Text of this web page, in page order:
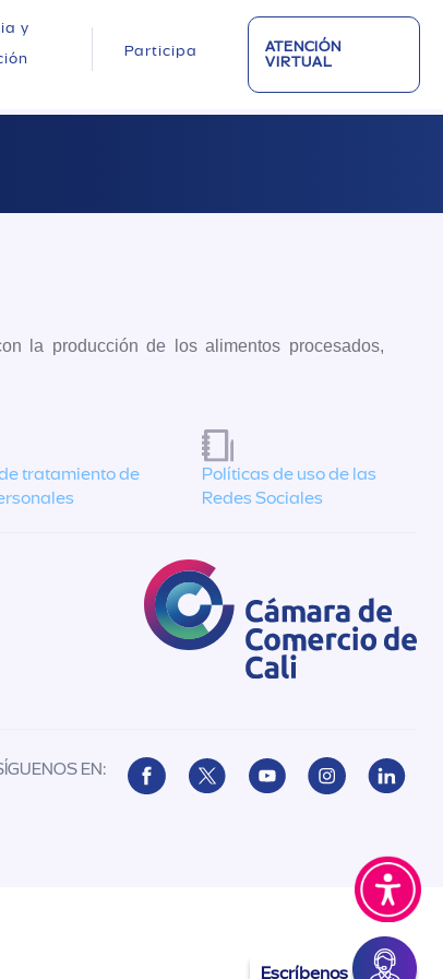
y
Participa
ATENCIÓN
VIRTUAL
la producción de los alimentos procesados,
Escríbenos
tratamiento de
Políticas de uso de las
Redes Sociales
EN: